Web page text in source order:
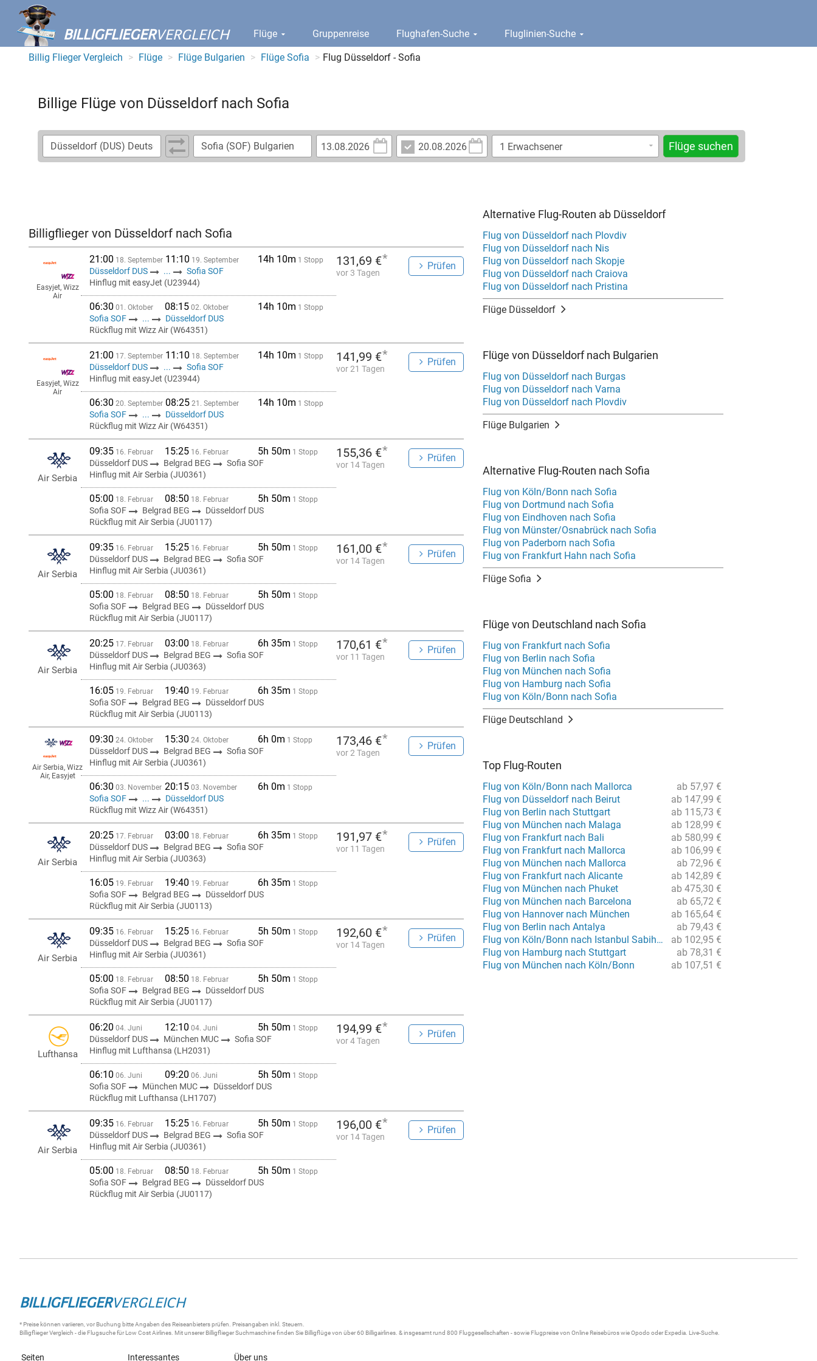
BILLIGFLIEGERVERGLEICH Flüge Gruppenreise Flughafen-Suche Fluglinien-Suche
Billig Flieger Vergleich Flüge Flüge Bulgarien Flüge Sofia Flug Düsseldorf - Sofia
Billige Flüge von Düsseldorf nach Sofia
Flüge suchen
Billigflieger von Düsseldorf nach Sofia
21:00 18. September 11:10 19. September 14h 10m 1 Stopp
Düsseldorf DUS ...
Sofia SOF
Hinflug mit easyJet (U23944)
06:30 01. Oktober 08:15 02. Oktober 14h 10m 1 Stopp
Sofia SOF ...
Düsseldorf DUS
Rückflug mit Wizz Air (W64351)
Easyjet, Wizz
Air
131,69 €*
vor 3 Tagen
Prüfen
21:00 17. September 11:10 18. September 14h 10m 1 Stopp
Düsseldorf DUS ...
Sofia SOF
Hinflug mit easyJet (U23944)
06:30 20. September 08:25 21. September 14h 10m 1 Stopp
Sofia SOF ...
Düsseldorf DUS
Rückflug mit Wizz Air (W64351)
Easyjet, Wizz
Air
141,99 €*
vor 21 Tagen
Prüfen
09:35 16. Februar 15:25 16. Februar 5h 50m 1 Stopp
Düsseldorf DUS Belgrad BEG
Sofia SOF
Hinflug mit Air Serbia (JU0361)
05:00 18. Februar 08:50 18. Februar 5h 50m 1 Stopp
Sofia SOF Belgrad BEG
Düsseldorf DUS
Rückflug mit Air Serbia (JU0117)
Air Serbia
155,36 €*
vor 14 Tagen
Prüfen
09:35 16. Februar 15:25 16. Februar 5h 50m 1 Stopp
Düsseldorf DUS Belgrad BEG
Sofia SOF
Hinflug mit Air Serbia (JU0361)
05:00 18. Februar 08:50 18. Februar 5h 50m 1 Stopp
Sofia SOF Belgrad BEG
Düsseldorf DUS
Rückflug mit Air Serbia (JU0117)
Air Serbia
161,00 €*
vor 14 Tagen
Prüfen
20:25 17. Februar 03:00 18. Februar 6h 35m 1 Stopp
Düsseldorf DUS Belgrad BEG
Sofia SOF
Hinflug mit Air Serbia (JU0363)
16:05 19. Februar 19:40 19. Februar 6h 35m 1 Stopp
Sofia SOF Belgrad BEG
Düsseldorf DUS
Rückflug mit Air Serbia (JU0113)
Air Serbia
170,61 €*
vor 11 Tagen
Prüfen
09:30 24. Oktober 15:30 24. Oktober 6h 0m 1 Stopp
Düsseldorf DUS Belgrad BEG
Sofia SOF
Hinflug mit Air Serbia (JU0361)
06:30 03. November 20:15 03. November 6h 0m 1 Stopp
Sofia SOF ...
Düsseldorf DUS
Rückflug mit Wizz Air (W64351)
Air Serbia, Wizz
Air, Easyjet
173,46 €*
vor 2 Tagen
Prüfen
20:25 17. Februar 03:00 18. Februar 6h 35m 1 Stopp
Düsseldorf DUS Belgrad BEG
Sofia SOF
Hinflug mit Air Serbia (JU0363)
16:05 19. Februar 19:40 19. Februar 6h 35m 1 Stopp
Sofia SOF Belgrad BEG
Düsseldorf DUS
Rückflug mit Air Serbia (JU0113)
Air Serbia
191,97 €*
vor 11 Tagen
Prüfen
09:35 16. Februar 15:25 16. Februar 5h 50m 1 Stopp
Düsseldorf DUS Belgrad BEG
Sofia SOF
Hinflug mit Air Serbia (JU0361)
05:00 18. Februar 08:50 18. Februar 5h 50m 1 Stopp
Sofia SOF Belgrad BEG
Düsseldorf DUS
Rückflug mit Air Serbia (JU0117)
Air Serbia
192,60 €*
vor 14 Tagen
Prüfen
06:20 04. Juni 12:10 04. Juni 5h 50m 1 Stopp
Düsseldorf DUS München MUC
Sofia SOF
Hinflug mit Lufthansa (LH2031)
06:10 06. Juni 09:20 06. Juni 5h 50m 1 Stopp
Sofia SOF München MUC
Düsseldorf DUS
Rückflug mit Lufthansa (LH1707)
Lufthansa
194,99 €*
vor 4 Tagen
Prüfen
09:35 16. Februar 15:25 16. Februar 5h 50m 1 Stopp
Düsseldorf DUS Belgrad BEG
Sofia SOF
Hinflug mit Air Serbia (JU0361)
05:00 18. Februar 08:50 18. Februar 5h 50m 1 Stopp
Sofia SOF Belgrad BEG
Düsseldorf DUS
Rückflug mit Air Serbia (JU0117)
Air Serbia
196,00 €*
vor 14 Tagen
Prüfen
Alternative Flug-Routen ab Düsseldorf
Flug von Düsseldorf nach Plovdiv
Flug von Düsseldorf nach Nis
Flug von Düsseldorf nach Skopje
Flug von Düsseldorf nach Craiova
Flug von Düsseldorf nach Pristina
Flüge Düsseldorf
Flüge von Düsseldorf nach Bulgarien
Flug von Düsseldorf nach Burgas
Flug von Düsseldorf nach Varna
Flug von Düsseldorf nach Plovdiv
Flüge Bulgarien
Alternative Flug-Routen nach Sofia
Flug von Köln/Bonn nach Sofia
Flug von Dortmund nach Sofia
Flug von Eindhoven nach Sofia
Flug von Münster/Osnabrück nach Sofia
Flug von Paderborn nach Sofia
Flug von Frankfurt Hahn nach Sofia
Flüge Sofia
Flüge von Deutschland nach Sofia
Flug von Frankfurt nach Sofia
Flug von Berlin nach Sofia
Flug von München nach Sofia
Flug von Hamburg nach Sofia
Flug von Köln/Bonn nach Sofia
Flüge Deutschland
Top Flug-Routen
ab 57,97 €
Flug von Köln/Bonn nach Mallorca
ab 147,99 €
Flug von Düsseldorf nach Beirut
ab 115,73 €
Flug von Berlin nach Stuttgart
ab 128,99 €
Flug von München nach Malaga
ab 580,99 €
Flug von Frankfurt nach Bali
ab 106,99 €
Flug von Frankfurt nach Mallorca
ab 72,96 €
Flug von München nach Mallorca
ab 142,89 €
Flug von Frankfurt nach Alicante
ab 475,30 €
Flug von München nach Phuket
ab 65,72 €
Flug von München nach Barcelona
ab 165,64 €
Flug von Hannover nach München
ab 79,43 €
Flug von Berlin nach Antalya
ab 102,95 €
Flug von Köln/Bonn nach Istanbul Sabiha Gökcen
ab 78,31 €
Flug von Hamburg nach Stuttgart
ab 107,51 €
Flug von München nach Köln/Bonn
BILLIGFLIEGERVERGLEICH
* Preise können variieren, vor Buchung bitte Angaben des Reiseanbieters prüfen. Preisangaben inkl. Steuern.
BilligfliegerVergleich - die Flugsuchefür Low Cost Airlines. Mit unsererBilligflieger Suchmaschinefinden Sie Billigflügevon über 60 Billigairlines . & insgesamt rund 800 Fluggesellschaften - sowie Flugpreise von Online Reisebüros wie Opodo oder Expedia. Live-Suche
Seiten Interessantes Über uns